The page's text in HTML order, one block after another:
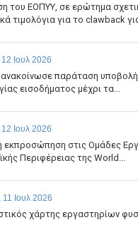
του ΕΟΠΥΥ, σε ερώτημα
τιμολόγια για το clawback
Ιουλ 2026
παράταση
εισοδήματος μέχρι τα...
Ιουλ 2026
εκπροσώπηση στις Ομάδες
Περιφέρειας της World...
Ιουλ 2026
χάρτης εργαστηρίων